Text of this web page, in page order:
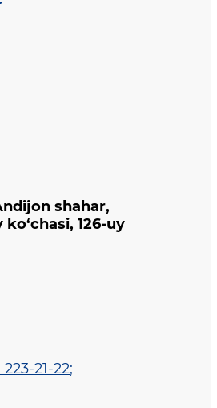
shahar,
126-uy
21-22;